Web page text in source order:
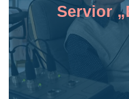
Servior